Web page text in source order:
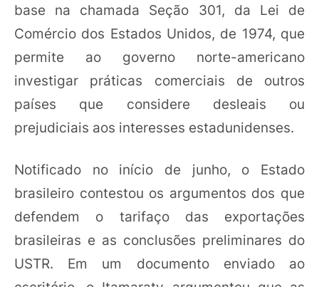
base na chamada Seção 301, da Lei de
Comércio dos Estados Unidos, de 1974, que
permite ao governo norte-americano
investigar práticas comerciais de outros
países que considere desleais ou
prejudiciais aos interesses estadunidenses.
Notificado no início de junho, o Estado
brasileiro contestou os argumentos dos que
defendem o tarifaço das exportações
brasileiras e as conclusões preliminares do
USTR. Em um documento enviado ao